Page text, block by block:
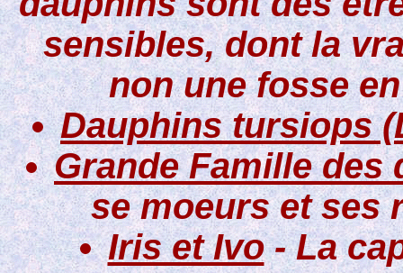
sensibles, dont la
non une fosse
Dauphins tursiops
Grande Famille des
se moeurs et ses
Iris et Ivo- La